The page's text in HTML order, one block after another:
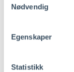
Nødvendig
Egenskaper
Statistikk